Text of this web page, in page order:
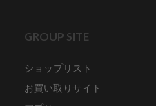
GROUP SITE
ショップリスト
お買い取りサイト